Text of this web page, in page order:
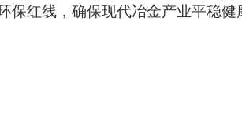
红线，确保现代冶金产业平稳健